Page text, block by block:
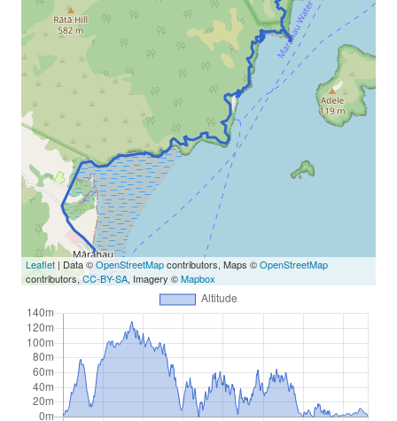
Leaflet | Data ©OpenStreetMapcontributors, Maps ©OpenStreetMap
contributors,CC-BY-SA, Imagery ©Mapbox